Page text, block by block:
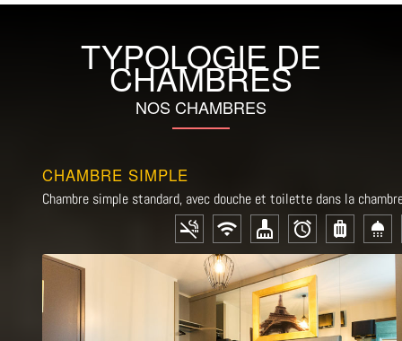
TYPOLOGIE DE
CHAMBRES
NOS CHAMBRES
CHAMBRE SIMPLE
Chambre simple standard, avec douche et toilette dans la
shower
luggage
alarm
cleaning_services
wifi
smoke_free